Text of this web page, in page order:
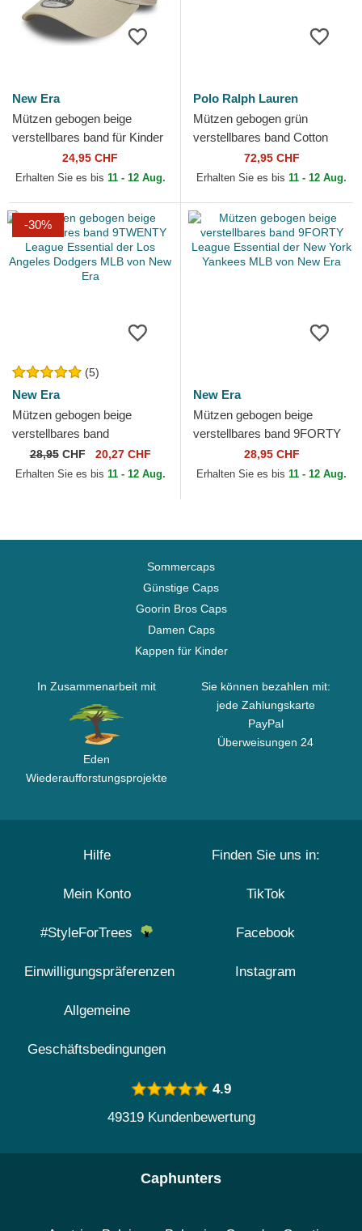
New Era
Mützen gebogen beige
verstellbares band für Kinder
9FORTY Homefield der New
York Yankees MLB von...
24,95 CHF
Erhalten Sie es bis 11 - 12 Aug.
Polo Ralph Lauren
Mützen gebogen grün
verstellbares band Cotton
Chino Classic Sport von Polo
Ralph Lauren
72,95 CHF
Erhalten Sie es bis 11 - 12 Aug.
-30%
(5)
New Era
Mützen gebogen beige
verstellbares band
9TWENTY League Essential
der Los Angeles Dodgers
28,95CHF 20,27 CHF
Erhalten Sie es bis 11 - 12 Aug.
New Era
Mützen gebogen beige
verstellbares band 9FORTY
League Essential der New
York Yankees MLB von New
28,95 CHF
Erhalten Sie es bis 11 - 12 Aug.
Sommercaps
Günstige Caps
Goorin Bros Caps
Damen Caps
Kappen für Kinder
In Zusammenarbeit mit
Eden
Wiederaufforstungsprojekte
Sie können bezahlen mit:
jede Zahlungskarte
PayPal
Überweisungen 24
Hilfe
Mein Konto
#StyleForTrees
Einwilligungspräferenzen
Allgemeine
Geschäftsbedingungen
Finden Sie uns in:
TikTok
Facebook
Instagram
4.9
49319 Kundenbewertung
Caphunters